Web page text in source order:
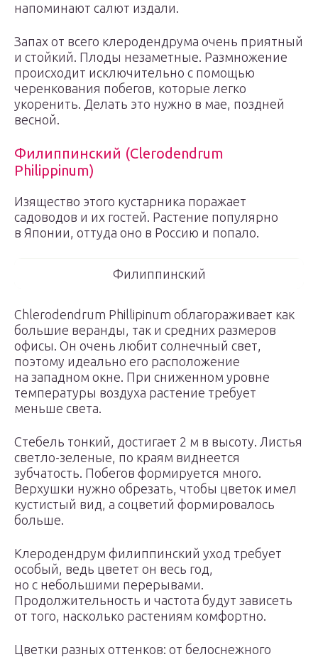
напоминают салют издали.
Запах от всего клеродендрума очень приятный
и стойкий. Плоды незаметные. Размножение
происходит исключительно с помощью
черенкования побегов, которые легко
укоренить. Делать это нужно в мае, поздней
весной.
Филиппинский (Clerodendrum
Philippinum)
Изящество этого кустарника поражает
садоводов и их гостей. Растение популярно
в Японии, оттуда оно в Россию и попало.
Филиппинский
Chlerodendrum Phillipinum облагораживает как
большие веранды, так и средних размеров
офисы. Он очень любит солнечный свет,
поэтому идеально его расположение
на западном окне. При сниженном уровне
температуры воздуха растение требует
меньше света.
Стебель тонкий, достигает 2 м в высоту. Листья
светло-зеленые, по краям виднеется
зубчатость. Побегов формируется много.
Верхушки нужно обрезать, чтобы цветок имел
кустистый вид, а соцветий формировалось
больше.
Клеродендрум филиппинский уход требует
особый, ведь цветет он весь год,
но с небольшими перерывами.
Продолжительность и частота будут зависеть
от того, насколько растениям комфортно.
Цветки разных оттенков: от белоснежного